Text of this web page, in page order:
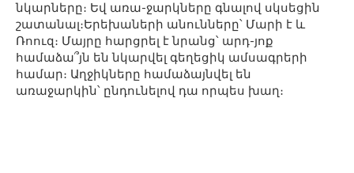
նկարները։ Եվ առա-ջարկները գնալով սկսեցին
շատանալ։Երեխաների անունները՝ Մարի է և
Ռոուզ։ Մայրը հարցրել է նրանց՝ արդ-յոք
համաձա՞յն են նկարվել գեղեցիկ ամսագրերի
համար։ Աղջիկները համաձայնվել են
առաջարկին՝ ընդունելով դա որպես խաղ։